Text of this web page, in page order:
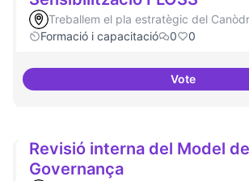
Treballem el pla estratègic del
Formació i capacitació
0 0
Vote
Revisió interna del Model de
Governança